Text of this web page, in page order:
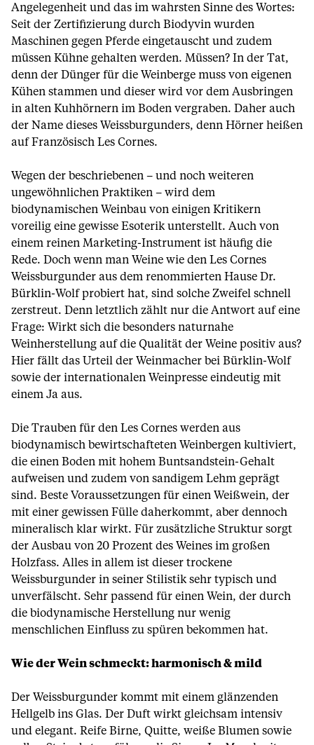
Angelegenheit und das im wahrsten Sinne des Wortes:
Seit der Zertifizierung durch Biodyvin wurden
Maschinen gegen Pferde eingetauscht und zudem
müssen Kühne gehalten werden. Müssen? In der Tat,
denn der Dünger für die Weinberge muss von eigenen
Kühen stammen und dieser wird vor dem Ausbringen
in alten Kuhhörnern im Boden vergraben. Daher auch
der Name dieses Weissburgunders, denn Hörner heißen
auf Französisch Les Cornes.
Wegen der beschriebenen – und noch weiteren
ungewöhnlichen Praktiken – wird dem
biodynamischen Weinbau von einigen Kritikern
voreilig eine gewisse Esoterik unterstellt. Auch von
einem reinen Marketing-Instrument ist häufig die
Rede. Doch wenn man Weine wie den Les Cornes
Weissburgunder aus dem renommierten Hause Dr.
Bürklin-Wolf probiert hat, sind solche Zweifel schnell
zerstreut. Denn letztlich zählt nur die Antwort auf eine
Frage: Wirkt sich die besonders naturnahe
Weinherstellung auf die Qualität der Weine positiv aus?
Hier fällt das Urteil der Weinmacher bei Bürklin-Wolf
sowie der internationalen Weinpresse eindeutig mit
einem Ja aus.
Die Trauben für den Les Cornes werden aus
biodynamisch bewirtschafteten Weinbergen kultiviert,
die einen Boden mit hohem Buntsandstein-Gehalt
aufweisen und zudem von sandigem Lehm geprägt
sind. Beste Voraussetzungen für einen Weißwein, der
mit einer gewissen Fülle daherkommt, aber dennoch
mineralisch klar wirkt. Für zusätzliche Struktur sorgt
der Ausbau von 20 Prozent des Weines im großen
Holzfass. Alles in allem ist dieser trockene
Weissburgunder in seiner Stilistik sehr typisch und
unverfälscht. Sehr passend für einen Wein, der durch
die biodynamische Herstellung nur wenig
menschlichen Einfluss zu spüren bekommen hat.
Wie der Wein schmeckt: harmonisch & mild
Der Weissburgunder kommt mit einem glänzenden
Hellgelb ins Glas. Der Duft wirkt gleichsam intensiv
und elegant. Reife Birne, Quitte, weiße Blumen sowie